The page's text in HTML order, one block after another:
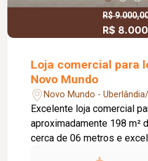
R$
R$
Loja comercial para
Novo Mundo
Novo Mundo -
Excelente loja comercial
aproximadamente 198 m²
cerca de 06 metros e